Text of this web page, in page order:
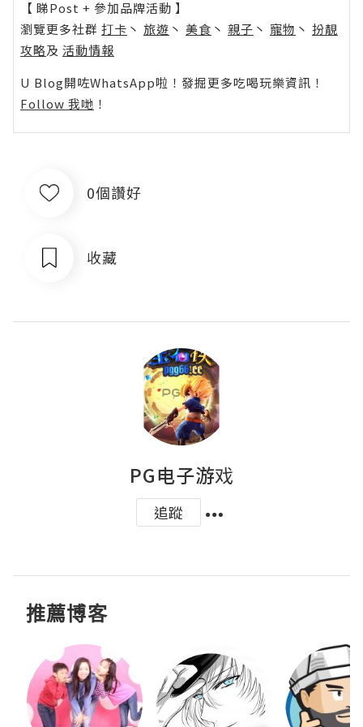
【 睇Post + 參加品牌活動 】
瀏覽更多社群 打卡 丶 旅遊 丶 美食 丶 親子 丶 寵物 丶 扮靚
攻略及 活動情報
U Blog開咗WhatsApp啦！發掘更多吃喝玩樂資訊！
Follow 我哋 ！
0個讚好
收藏
PG电子游戏
追蹤
推薦博客